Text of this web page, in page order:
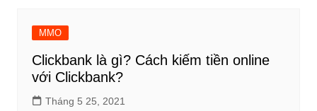
MMO
Clickbank là gì? Cách kiếm tiền online
với Clickbank?
Tháng 5 25, 2021